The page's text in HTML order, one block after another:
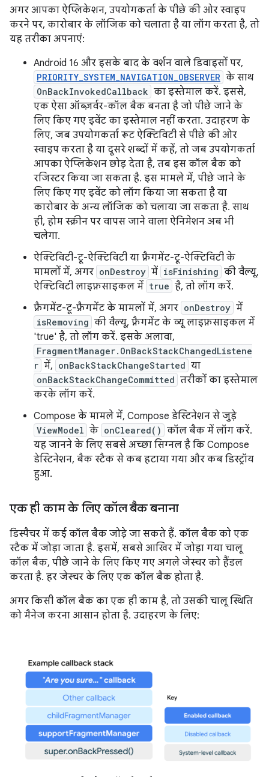
अगर आपका ऐप्लिकेशन, उपयोगकर्ता के पीछे की ओर स्वाइप
करने पर, कारोबार के लॉजिक को चलाता है या लॉग करता है, तो
यह तरीका अपनाएं:
Android 16 और इसके बाद के वर्शन वाले डिवाइसों पर,
PRIORITY_SYSTEM_NAVIGATION_OBSERVER के साथ
OnBackInvokedCallback का इस्तेमाल करें. इससे,
एक ऐसा ऑब्ज़र्वर-कॉल बैक बनता है जो पीछे जाने के
लिए किए गए इवेंट का इस्तेमाल नहीं करता. उदाहरण के
लिए, जब उपयोगकर्ता रूट ऐक्टिविटी से पीछे की ओर
स्वाइप करता है या दूसरे शब्दों में कहें, तो जब उपयोगकर्ता
आपका ऐप्लिकेशन छोड़ देता है, तब इस कॉल बैक को
रजिस्टर किया जा सकता है. इस मामले में, पीछे जाने के
लिए किए गए इवेंट को लॉग किया जा सकता है या
कारोबार के अन्य लॉजिक को चलाया जा सकता है. साथ
ही, होम स्क्रीन पर वापस जाने वाला ऐनिमेशन अब भी
चलेगा.
ऐक्टिविटी-टू-ऐक्टिविटी या फ़्रैगमेंट-टू-ऐक्टिविटी के
मामलों में, अगर onDestroy में isFinishing की वैल्यू,
ऐक्टिविटी लाइफ़साइकल में true है, तो लॉग करें.
फ़्रैगमेंट-टू-फ़्रैगमेंट के मामलों में, अगर onDestroy में
isRemoving की वैल्यू, फ़्रैगमेंट के व्यू लाइफ़साइकल में
'true' है, तो लॉग करें. इसके अलावा,
FragmentManager.OnBackStackChangedListene
r में, onBackStackChangeStarted या
onBackStackChangeCommitted तरीकों का इस्तेमाल
करके लॉग करें.
Compose के मामले में, Compose डेस्टिनेशन से जुड़े
ViewModel के onCleared() कॉल बैक में लॉग करें.
यह जानने के लिए सबसे अच्छा सिग्नल है कि Compose
डेस्टिनेशन, बैक स्टैक से कब हटाया गया और कब डिस्ट्रॉय
हुआ.
एक ही काम के लिए कॉल बैक बनाना
डिस्पैचर में कई कॉल बैक जोड़े जा सकते हैं. कॉल बैक को एक
स्टैक में जोड़ा जाता है. इसमें, सबसे आखिर में जोड़ा गया चालू
कॉल बैक, पीछे जाने के लिए किए गए अगले जेस्चर को हैंडल
करता है. हर जेस्चर के लिए एक कॉल बैक होता है.
अगर किसी कॉल बैक का एक ही काम है, तो उसकी चालू स्थिति
को मैनेज करना आसान होता है. उदाहरण के लिए: